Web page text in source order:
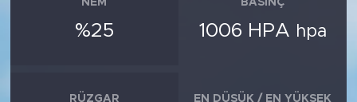
NEM
%25
BASINÇ
1006 HPA hpa
RÜZGAR EN DÜŞÜK / EN YÜKSEK